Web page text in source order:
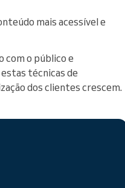
mais acessível e
com o público e
técnicas de
dos clientes crescem.